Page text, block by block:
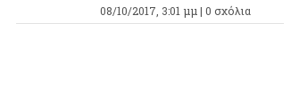
08/10/2017, 3:01 μμ | 0 σχόλια